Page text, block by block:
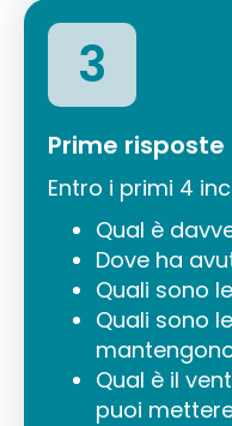
3
Prime
Entro i primi 4
Qual è
Dove ha
Quali sono
Quali sono
Qual è il
puoi